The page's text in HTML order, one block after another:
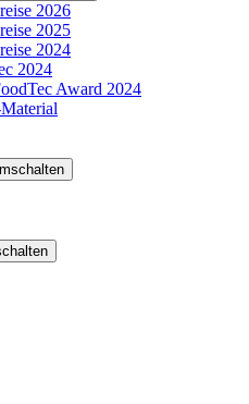
2026
2025
2024
2024
Award 2024